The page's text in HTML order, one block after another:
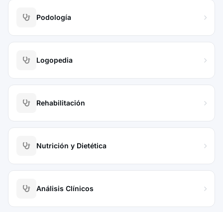
Podología
Logopedia
Rehabilitación
Nutrición y Dietética
Análisis Clínicos